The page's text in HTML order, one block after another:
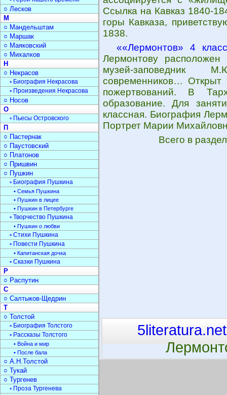
Ссылка на Кавказ 1840-
горы Кавказа,
1838.
««Лермонтов» 4
Лермонтову
музей-заповедник
современников… Открыт
пожертвований. В
образование. Для
классная. Биография
Портрет Марии
Всего в
○ Лесков
М
○ Мандельштам
○ Маршак
○ Маяковский
○ Михалков
Н
○ Некрасов
▫ Биография Некрасова
▫ Произведения Некрасова
○ Носов
О
▫ Пьесы Островского
П
○ Пастернак
○ Паустовский
○ Платонов
○ Пришвин
○ Пушкин
▫ Биография Пушкина
• Семья Пушкина
• Пушкин в лицее
• Пушкин в Петербурге
▫ Творчество Пушкина
• Пушкин о любви
▫ Стихи Пушкина
▫ Повести Пушкина
• Капитанская дочка
▫ Сказки Пушкина
Р
○ Распутин
С
○ Салтыков-Щедрин
Т
○ Толстой
▫ Биография Толстого
▫ Рассказы Толстого
• Война и мир
• После бала
○ А.Н.Толстой
○ Тукай
○ Тургенев
▫ Проза Тургенева
5literatura.net